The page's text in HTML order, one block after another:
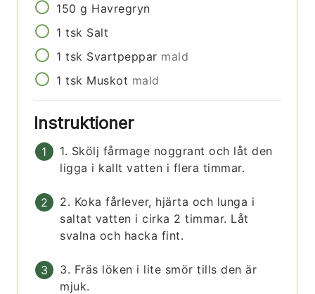
150 g Havregryn
1 tsk Salt
1 tsk Svartpeppar mald
1 tsk Muskot mald
Instruktioner
1. Skölj fårmage noggrant och låt den
ligga i kallt vatten i flera timmar.
2. Koka fårlever, hjärta och lunga i
saltat vatten i cirka 2 timmar. Låt
svalna och hacka fint.
3. Fräs löken i lite smör tills den är
mjuk.